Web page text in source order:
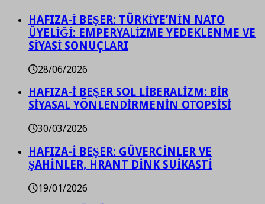
HAFIZA-İ BEŞER: TÜRKİYE’NİN NATO
ÜYELİĞİ: EMPERYALİZME YEDEKLENME VE
SİYASİ SONUÇLARI
28/06/2026
HAFIZA-İ BEŞER SOL LİBERALİZM: BİR
SİYASAL YÖNLENDİRMENİN OTOPSİSİ
30/03/2026
HAFIZA-İ BEŞER: GÜVERCİNLER VE
ŞAHİNLER, HRANT DİNK SUİKASTİ
19/01/2026